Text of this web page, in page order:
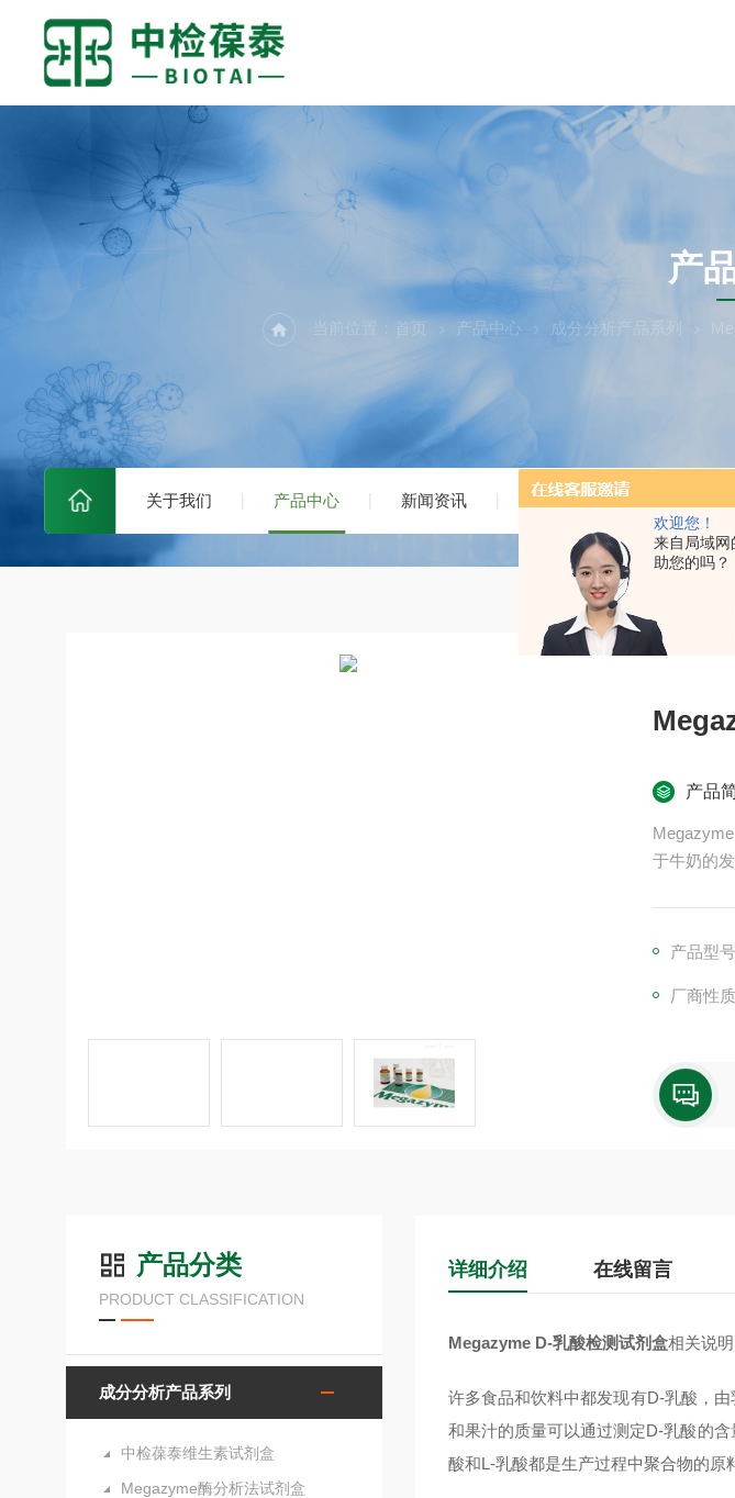
欢迎您！
来自局域网
助您的吗？
关于我们 产品中心 新闻资讯 技术文章
产
当前位置： 首页 产品中心 成分分析产品系列
产品
于牛奶的
化妆品和
产品型
厂商性
产品分类
PRODUCT CLASSIFICATION
成分分析产品系列
中检葆泰维生素试剂盒
Megazyme酶分析法试剂盒
详细介绍 在线留言
Megazyme D-乳酸检测试剂盒相关说明
许多食品和饮料中都发现有D-乳酸，
和果汁的质量可以通过测定D-乳酸的
酸和L-乳酸都是生产过程中聚合物的原